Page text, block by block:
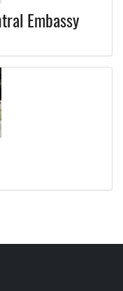
Embassy